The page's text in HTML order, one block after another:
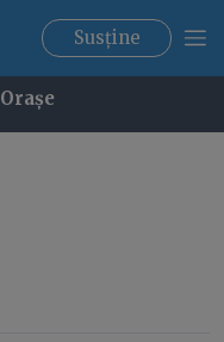
Susține
Orașe